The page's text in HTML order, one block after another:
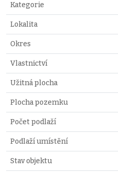
Kategorie
Lokalita
Okres
Vlastnictví
Užitná plocha
Plocha pozemku
Počet podlaží
Podlaží umístění
Stav objektu